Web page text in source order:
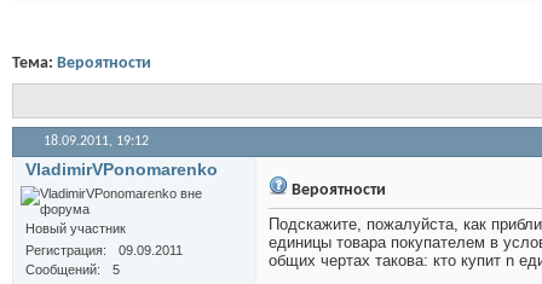
Тема: Вероятности
18.09.2011, 19:12
VladimirVPonomarenko
Новый участник
Регистрация
09.09.2011
Сообщений
5
Вероятности
Подскажите, пожалуйста, как
единицы товара покупателем в
общих чертах такова: кто купит n